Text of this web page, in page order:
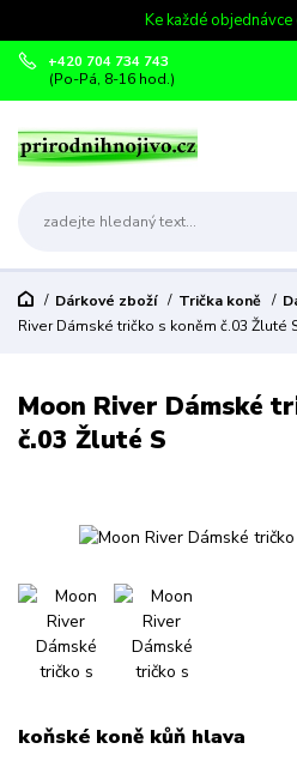
Ke každé
+420 704 734 743
(Po-Pá, 8-16 hod.)
Dárkové zboží Trička koně
River Dámské tričko s koněm č.03 Žluté
Moon River Dámské
č.03 Žluté S
koňské koně kůň hlava